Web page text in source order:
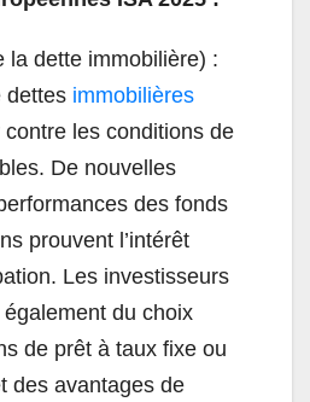
la dette immobilière) :
dettes immobilières
les conditions de
De nouvelles
des fonds
prouvent l’intérêt
Les investisseurs
du choix
de prêt à taux fixe ou
des avantages de